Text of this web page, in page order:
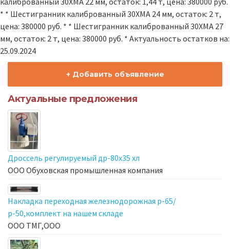
* * Шестигранник калиброванный 30ХМА 24 мм, остаток: 2 т,
цена: 380000 руб. * * Шестигранник калиброванный 30ХМА 27
мм, остаток: 2 т, цена: 380000 руб. * Актуальность остатков на:
25.09.2024
+ Добавить объявление
Актуальные предложения
Дроссель регулируемый др-80х35 хл
ООО Обуховская промышленная компания
Накладка переходная железнодорожная р-65/
р-50,комплект на нашем складе
ООО ТМГ,ООО